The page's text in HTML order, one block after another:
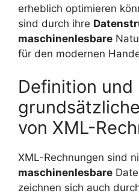
erheblich optimieren
sind durch ihre
maschinenlesbare
für den modernen
Definition und
von XML-
XML-Rechnungen sind
maschinenlesbare
zeichnen sich auch